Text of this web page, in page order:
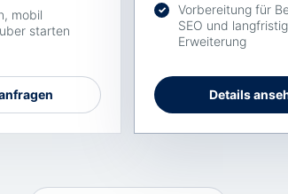
mobil
starten
✓
Vorbereitung für
SEO und
Erweiterung
Details